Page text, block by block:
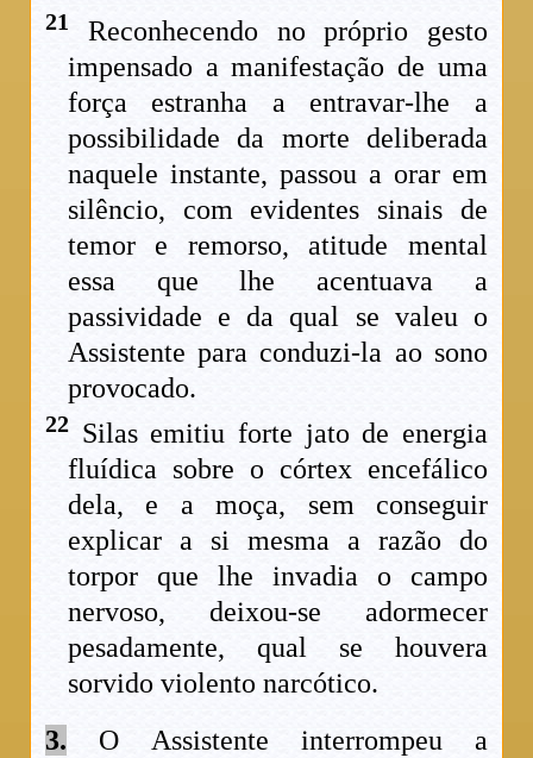
21
Reconhecendo no próprio gesto
impensado a manifestação de uma
força estranha a entravar-lhe a
possibilidade da morte deliberada
naquele instante, passou a orar em
silêncio, com evidentes sinais de
temor e remorso, atitude mental
essa que lhe acentuava a
passividade e da qual se valeu o
Assistente para conduzi-la ao sono
provocado.
22 Silas emitiu forte jato de energia
fluídica sobre o córtex encefálico
dela, e a moça, sem conseguir
explicar a si mesma a razão do
torpor que lhe invadia o campo
nervoso, deixou-se adormecer
pesadamente, qual se houvera
sorvido violento narcótico.
3. O Assistente interrompeu a